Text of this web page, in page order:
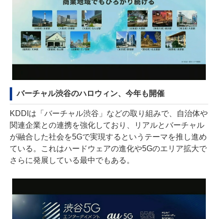
バーチャル渋谷のハロウィン、今年も開催
KDDIは「バーチャル渋谷」などの取り組みで、自治体や
関連企業との連携を強化しており、リアルとバーチャル
が融合した社会を5Gで実現するというテーマを推し進め
ている。これはハードウェアの進化や5Gのエリア拡大で
さらに発展している最中でもある。